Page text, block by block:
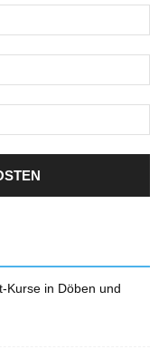
Kurse in Döben und